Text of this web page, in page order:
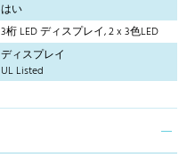
はい
3桁 LED ディスプレイ, 2 x 3色LED
ディスプレイ
UL Listed